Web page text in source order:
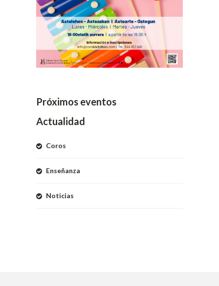
Próximos eventos
Actualidad
Coros
Enseñanza
Noticias